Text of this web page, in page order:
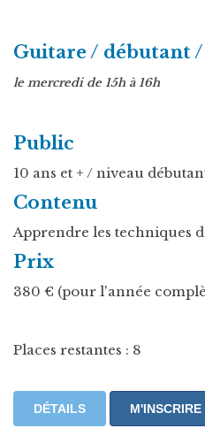
Guitare / débutant /
le mercredi de 15h à 16h
Public
10 ans et + / niveau
Contenu
Apprendre les techniques
Prix
380 € (pour l'année
Places restantes : 8
DÉTAILS M'INSCRIRE